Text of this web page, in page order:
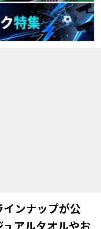
インナップが公
ュアルタオルやお